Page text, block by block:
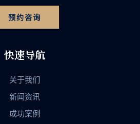
预约咨询
快速导航
关于我们
新闻资讯
成功案例